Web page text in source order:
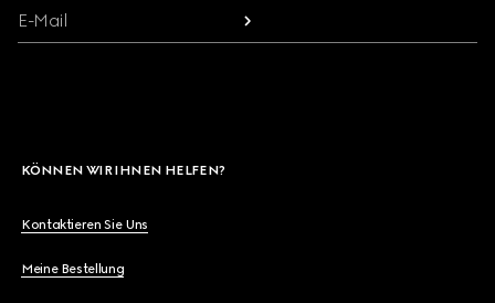
E-Mail
KÖNNEN WIR IHNEN HELFEN?
Kontaktieren Sie Uns
Meine Bestellung